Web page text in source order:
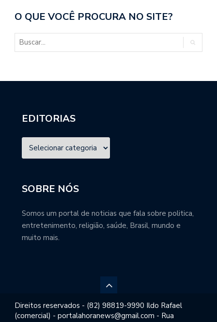
O QUE VOCÊ PROCURA NO SITE?
EDITORIAS
SOBRE NÓS
Somos um portal de noticias que fala sobre politica,
entretenimento, religião, saúde, Brasil, mundo e
muito mais.
Direitos reservados - (82) 98819-9990 Ildo Rafael
(comercial) - portalahoranews@gmail.com - Rua